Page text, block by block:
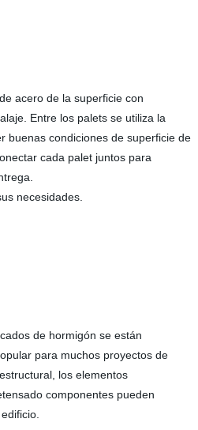
acero de la superficie con
Entre los palets se utiliza la
buenas condiciones de superficie de
cada palet juntos para
necesidades.
de hormigón se están
para muchos proyectos de
los elementos
componentes pueden